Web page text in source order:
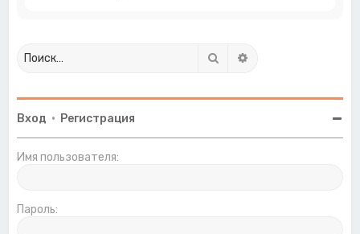
Поиск
Вход • Регистрация
Имя пользователя:
Пароль: